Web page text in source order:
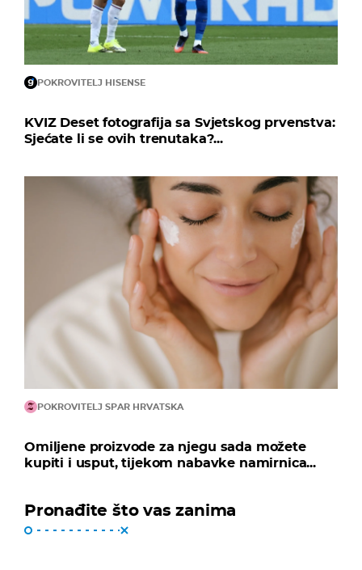
POKROVITELJ HISENSE
KVIZ Deset fotografija sa Svjetskog prvenstva:
Sjećate li se ovih trenutaka?...
POKROVITELJ SPAR HRVATSKA
Omiljene proizvode za njegu sada možete
kupiti i usput, tijekom nabavke namirnica...
Pronađite što vas zanima